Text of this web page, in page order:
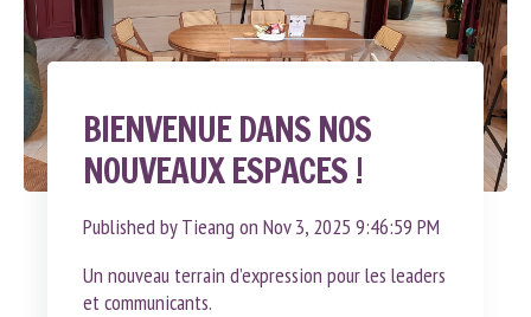
BIENVENUE DANS NOS
NOUVEAUX ESPACES !
Published byTieangonNov 3, 2025 9:46:59 PM
Un nouveau terrain d’expression pour les leaders
et communicants.